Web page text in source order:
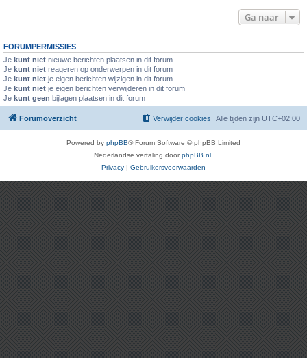
Ga naar
FORUMPERMISSIES
Je kunt niet nieuwe berichten plaatsen in dit forum
Je kunt niet reageren op onderwerpen in dit forum
Je kunt niet je eigen berichten wijzigen in dit forum
Je kunt niet je eigen berichten verwijderen in dit forum
Je kunt geen bijlagen plaatsen in dit forum
Forumoverzicht Alle tijden zijn UTC+02:00
Verwijder cookies
Powered by phpBB® Forum Software © phpBB Limited
Nederlandse vertaling doorphpBB.nl
Privacy | Gebruikersvoorwaarden